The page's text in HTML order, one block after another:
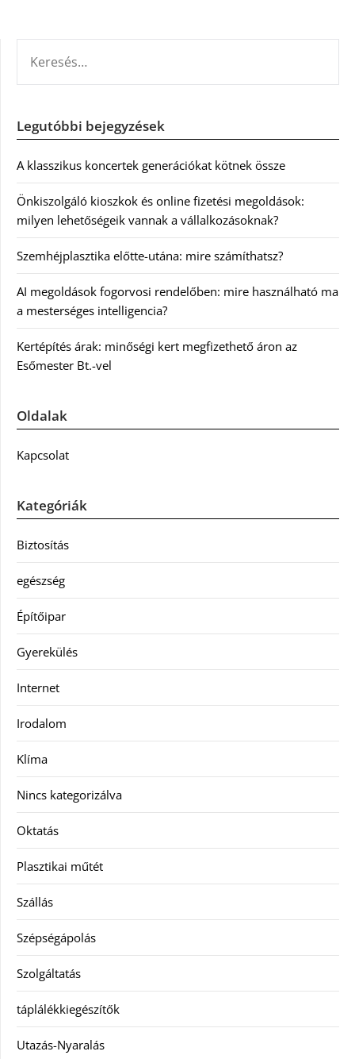
Legutóbbi bejegyzések
A klasszikus koncertek generációkat kötnek össze
Önkiszolgáló kioszkok és online fizetési megoldások:
milyen lehetőségeik vannak a vállalkozásoknak?
Szemhéjplasztika előtte-utána: mire számíthatsz?
AI megoldások fogorvosi rendelőben: mire használható ma
a mesterséges intelligencia?
Kertépítés árak: minőségi kert megfizethető áron az
Esőmester Bt.-vel
Oldalak
Kapcsolat
Kategóriák
Biztosítás
egészség
Építőipar
Gyerekülés
Internet
Irodalom
Klíma
Nincs kategorizálva
Oktatás
Plasztikai műtét
Szállás
Szépségápolás
Szolgáltatás
táplálékkiegészítők
Utazás-Nyaralás